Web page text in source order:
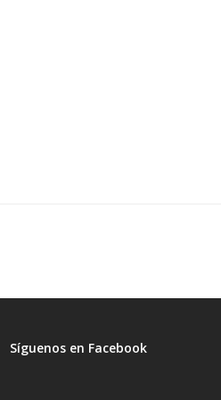
Síguenos en Facebook